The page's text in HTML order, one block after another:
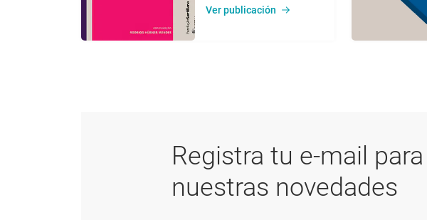
Ver publicación
Registra tu e-mail
nuestras novedades